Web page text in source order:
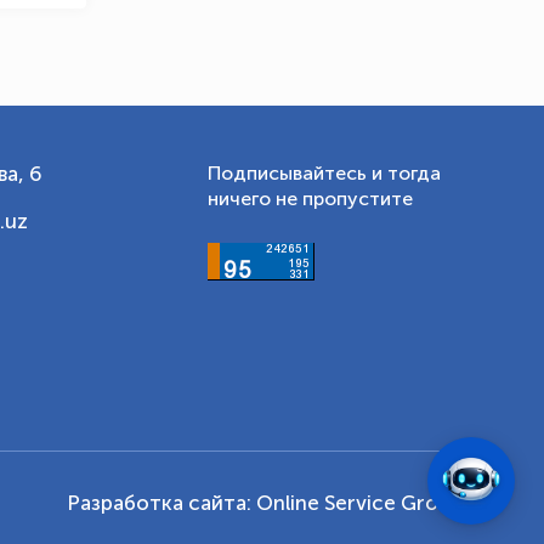
6
Подписывайтесь и тогда
ничего не пропустите
Разработка сайта: Online Service Group